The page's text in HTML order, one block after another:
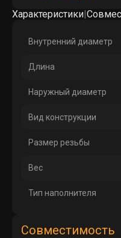
Характеристики|
Внутренний диаметр
Длина
Наружный диаметр
Вид конструкции
Размер резьбы
Вес
Тип наполнителя
Совместимость